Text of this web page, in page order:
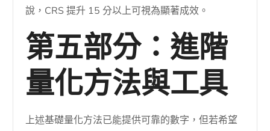
說，CRS 提升 15 分以上可視為顯著成效。
第五部分：進階
量化方法與工具
上述基礎量化方法已能提供可靠的數字，但若希望